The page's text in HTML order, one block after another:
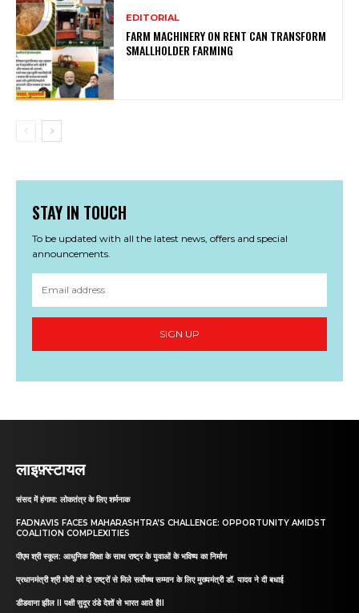
EDITORIAL
FARM MACHINERY ON RENT CAN TRANSFORM
SMALLHOLDER FARMING
STAY IN TOUCH
To be updated with all the latest news, offers and special
announcements.
SIGN UP
लाइफ़्स्टायल
संसद में हंगामा: लोकतंत्र के लिए शर्मनाक
FADNAVIS FACES MAHARASHTRA’S CHALLENGE: OPPORTUNITY AMIDST
COALITION COMPLEXITIES
पीएम श्री स्कूल: आधुनिक शिक्षा के साथ राष्ट्र के युवाओं के भविष्य का निर्माण
प्रधानमंत्री श्री मोदी को दो राष्ट्रों से मिले सर्वोच्च सम्मान के लिए मुख्यमंत्री डॉ. यादव ने दी बधाई
डीडवाना झील II पक्षी सुदूर ठंडे देशों से भारत आते हैII